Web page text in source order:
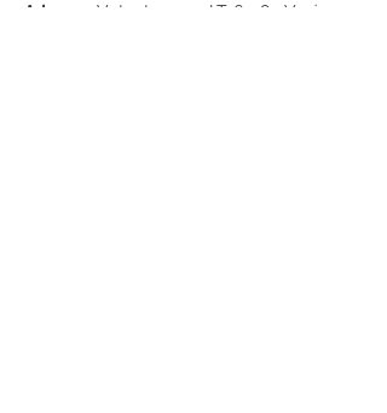
Adresas:
Vytauto g. 19, LT-65189 Varėna